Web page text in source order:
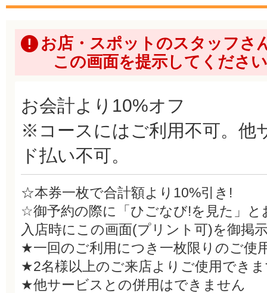
お店・スポットのスタッフさ
この画面を提示してください
お会計より10%オフ
※コースにはご利用不可。他
ド払い不可。
☆本券一枚で合計額より10%引き!
☆御予約の際に「ひごなび!を見た」
入店時にこの画面(プリント可)を御掲
★一回のご利用につき一枚限りのご使
★2名様以上のご来店よりご使用でき
★他サービスとの併用はできません